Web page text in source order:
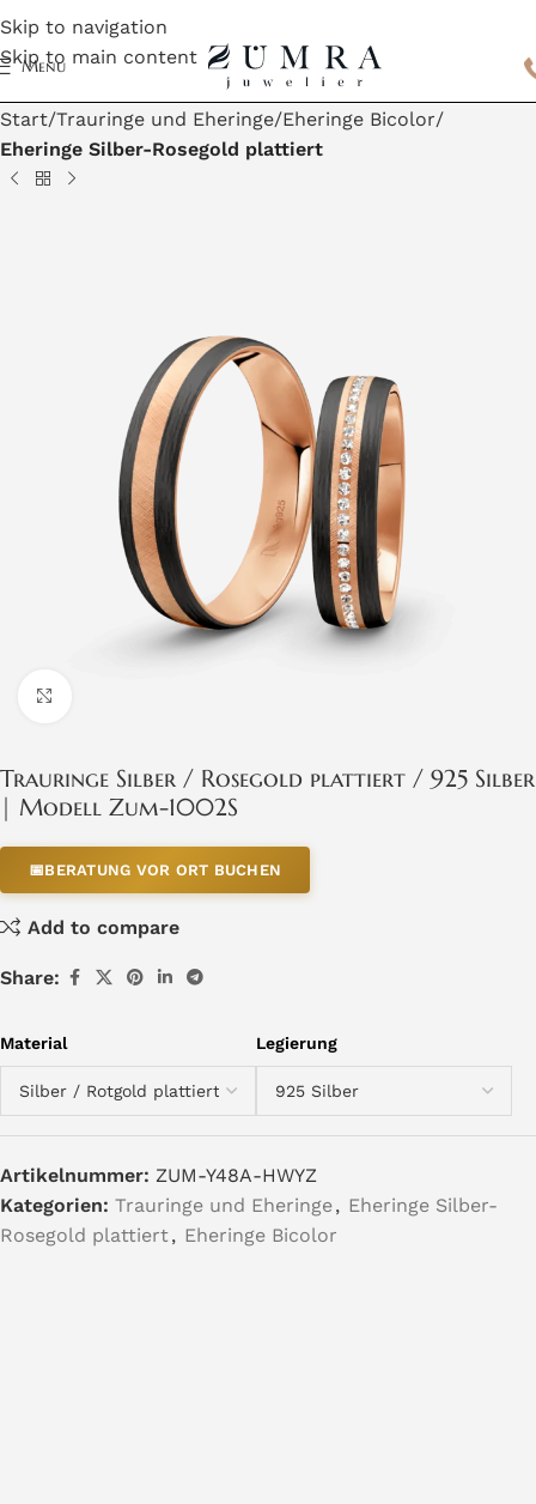
Skip to navigation
Skip to main content
Menu
Start Trauringe und Eheringe Eheringe Bicolor
Eheringe Silber-Rosegold plattiert
Trauringe Silber / Rosegold plattiert / 925 Silber
| Modell Zum-1002S
📅BERATUNG VOR ORT BUCHEN
Add to compare
Share:
Material Legierung
Artikelnummer: ZUM-Y48A-HWYZ
Kategorien: Trauringe und Eheringe, Eheringe Silber-
Rosegold plattiert, Eheringe Bicolor